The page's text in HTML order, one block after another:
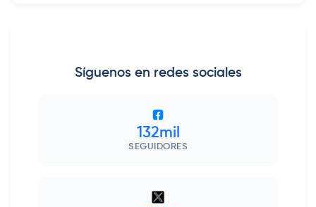
Síguenos en redes sociales
132mil
SEGUIDORES